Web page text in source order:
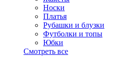
Носки
Платья
Рубашки и блузки
Футболки и топы
Юбки
Смотреть все